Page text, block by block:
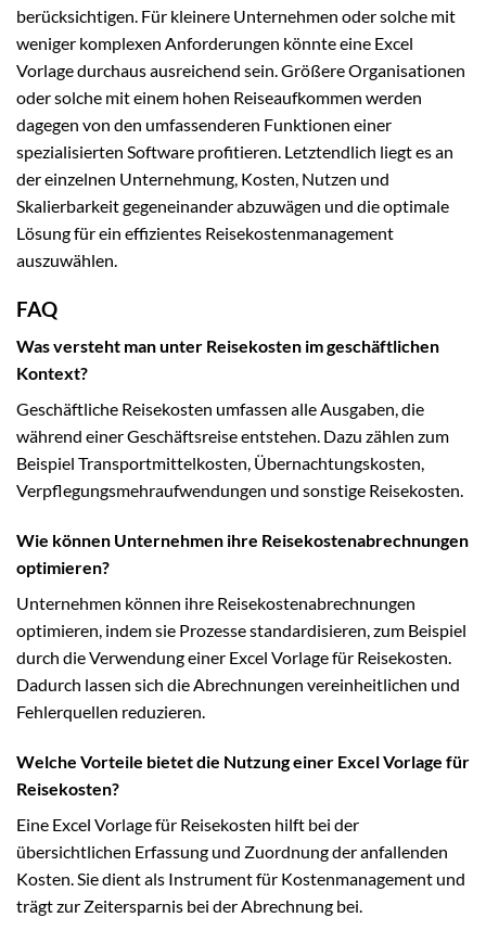
berücksichtigen. Für kleinere Unternehmen oder solche mit
weniger komplexen Anforderungen könnte eine Excel
Vorlage durchaus ausreichend sein. Größere Organisationen
oder solche mit einem hohen Reiseaufkommen werden
dagegen von den umfassenderen Funktionen einer
spezialisierten Software profitieren. Letztendlich liegt es an
der einzelnen Unternehmung, Kosten, Nutzen und
Skalierbarkeit gegeneinander abzuwägen und die optimale
Lösung für ein effizientes Reisekostenmanagement
auszuwählen.
FAQ
Was versteht man unter Reisekosten im geschäftlichen
Kontext?
Geschäftliche Reisekosten umfassen alle Ausgaben, die
während einer Geschäftsreise entstehen. Dazu zählen zum
Beispiel Transportmittelkosten, Übernachtungskosten,
Verpflegungsmehraufwendungen und sonstige Reisekosten.
Wie können Unternehmen ihre Reisekostenabrechnungen
optimieren?
Unternehmen können ihre Reisekostenabrechnungen
optimieren, indem sie Prozesse standardisieren, zum Beispiel
durch die Verwendung einer Excel Vorlage für Reisekosten.
Dadurch lassen sich die Abrechnungen vereinheitlichen und
Fehlerquellen reduzieren.
Welche Vorteile bietet die Nutzung einer Excel Vorlage für
Reisekosten?
Eine Excel Vorlage für Reisekosten hilft bei der
übersichtlichen Erfassung und Zuordnung der anfallenden
Kosten. Sie dient als Instrument für Kostenmanagement und
trägt zur Zeitersparnis bei der Abrechnung bei.